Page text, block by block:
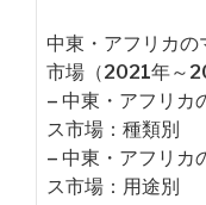
中東・アフリカの
市場（2021年～
– 中東・アフリカ
ス市場：種類別
– 中東・アフリカ
ス市場：用途別